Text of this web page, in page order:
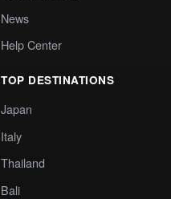
News
Help Center
TOP DESTINATIONS
Japan
Italy
Thailand
Bali